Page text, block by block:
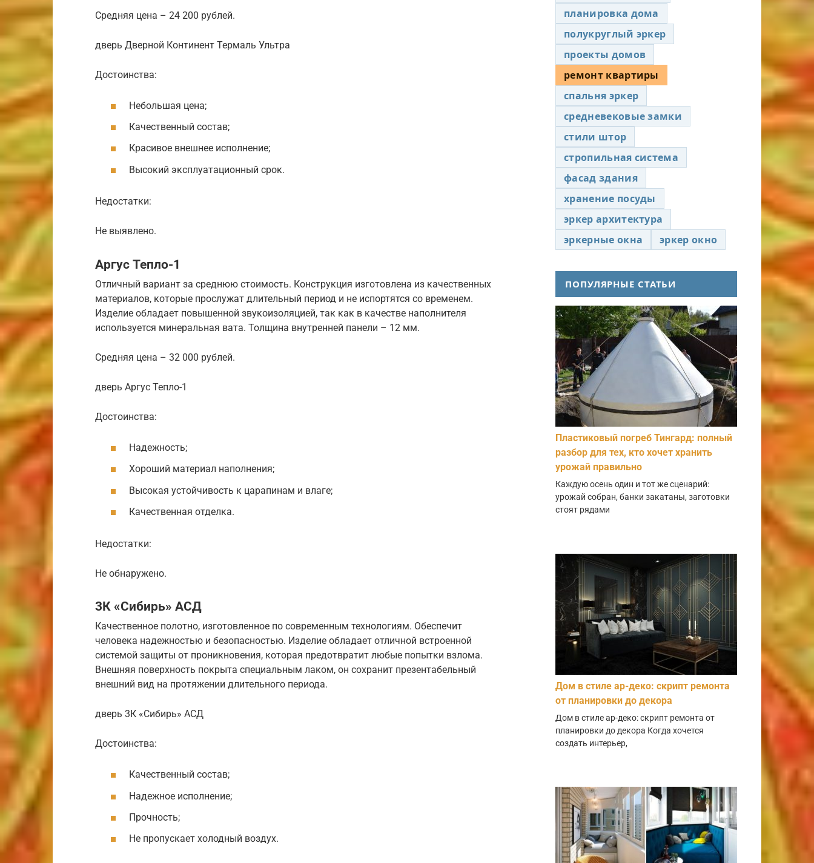
Средняя цена – 24 200 рублей.
дверь Дверной Континент Термаль Ультра
Достоинства:
Небольшая цена;
Качественный состав;
Красивое внешнее исполнение;
Высокий эксплуатационный срок.
Недостатки:
Не выявлено.
Аргус Тепло-1
Отличный вариант за среднюю стоимость. Конструкция изготовлена из качественных
материалов, которые прослужат длительный период и не испортятся со временем.
Изделие обладает повышенной звукоизоляцией, так как в качестве наполнителя
используется минеральная вата. Толщина внутренней панели – 12 мм.
Средняя цена – 32 000 рублей.
дверь Аргус Тепло-1
Достоинства:
Надежность;
Хороший материал наполнения;
Высокая устойчивость к царапинам и влаге;
Качественная отделка.
Недостатки:
Не обнаружено.
3К «Сибирь» АСД
Качественное полотно, изготовленное по современным технологиям. Обеспечит
человека надежностью и безопасностью. Изделие обладает отличной встроенной
системой защиты от проникновения, которая предотвратит любые попытки взлома.
Внешняя поверхность покрыта специальным лаком, он сохранит презентабельный
внешний вид на протяжении длительного периода.
дверь 3К «Сибирь» АСД
Достоинства:
Качественный состав;
Надежное исполнение;
Прочность;
Не пропускает холодный воздух.
планировка дома
полукруглый эркер
проекты домов
ремонт квартиры
спальня эркер
средневековые замки
стили штор
стропильная система
фасад здания
хранение посуды
эркер архитектура
эркерные окна
эркер окно
ПОПУЛЯРНЫЕ СТАТЬИ
Пластиковый погреб Тингард: полный
разбор для тех, кто хочет хранить
урожай правильно
Каждую осень один и тот же сценарий:
урожай собран, банки закатаны, заготовки
стоят рядами
Дом в стиле ар-деко: скрипт ремонта
от планировки до декора
Дом в стиле ар-деко: скрипт ремонта от
планировки до декора Когда хочется
создать интерьер,